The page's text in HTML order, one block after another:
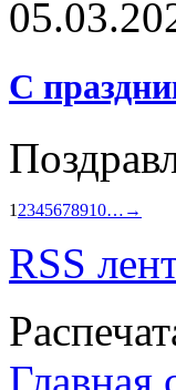
С
1 2345678910… →
RSS
Главная